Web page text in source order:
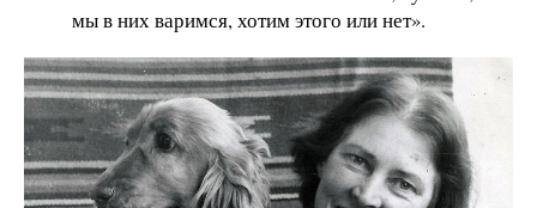
мы в них варимся, хотим этого или нет».